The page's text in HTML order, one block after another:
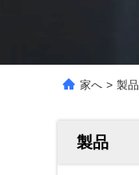
家へ > 製品
製品